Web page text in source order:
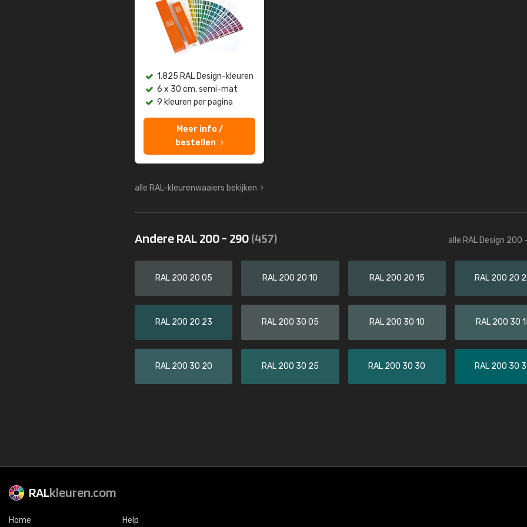
1.825 RAL Design-kleuren
6 x 30 cm, semi-mat
9 kleuren per pagina
Meer info /
bestellen
alle RAL-kleurenwaaiers bekijken
Andere RAL 200 - 290(457) alle RAL Design 200
RAL 200 20 05 RAL 200 20 10 RAL 200 20 15 RAL 200 20
RAL 200 20 23 RAL 200 30 05 RAL 200 30 10 RAL 200 30
RAL 200 30 20 RAL 200 30 25 RAL 200 30 30 RAL 200 30
RALkleuren.com
Home Help